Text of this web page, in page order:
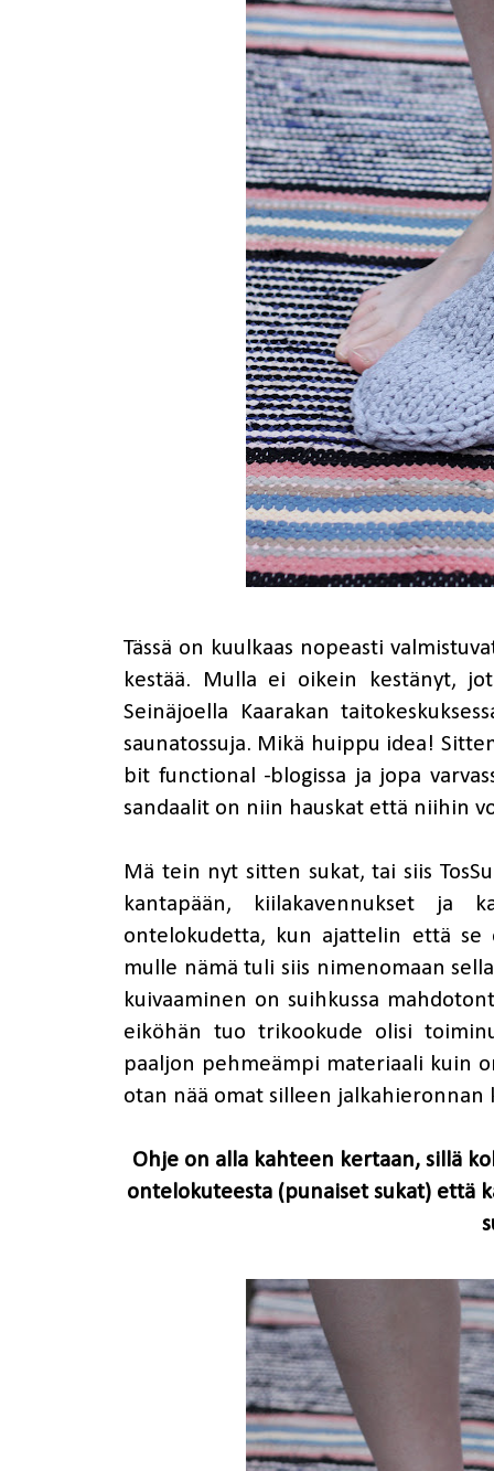
Tässä on kuulkaas nopeasti
kestää. Mulla ei oikein kestänyt,
Seinäjoella
Kaarakan
saunatossuja. Mikä huippu idea!
bit functional -blogissa ja jopa
sandaalit on niin hauskat että niihin
Mä tein nyt sitten sukat, tai siis
kantapään, kiilakavennukset ja
ontelokudetta, kun ajattelin että se
mulle nämä tuli siis nimenomaan
kuivaaminen on suihkussa
eiköhän tuo trikookude olisi
paaljon pehmeämpi materiaali kuin
otan nää omat silleen jalkahieronnan
Ohje on alla kahteen kertaan, sillä
ontelokuteesta (punaiset sukat) että